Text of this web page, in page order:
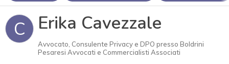
C Erika Cavezzale
Avvocato, Consulente Privacy e DPO presso Boldrini
Pesaresi Avvocati e Commercialisti Associati